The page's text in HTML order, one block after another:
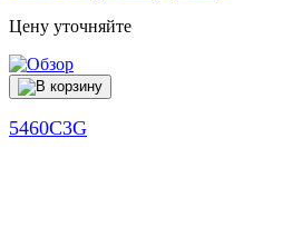
Цену уточняйте
5460C3G